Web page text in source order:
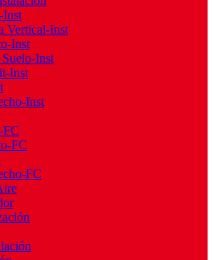
Inst
Vertical-Inst
Inst
Inst
Inst
Inst
FC
FC
FC